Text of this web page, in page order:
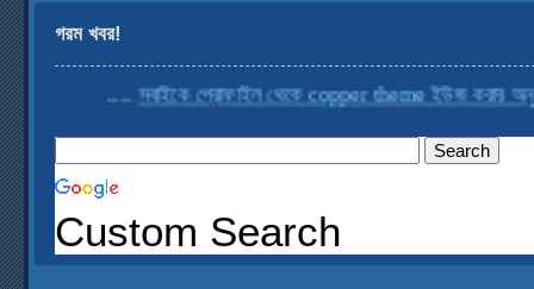
গরম খবর!
....সবাইকে প্রোফাইল থেকে copper theme ইউজ করার
Custom Search